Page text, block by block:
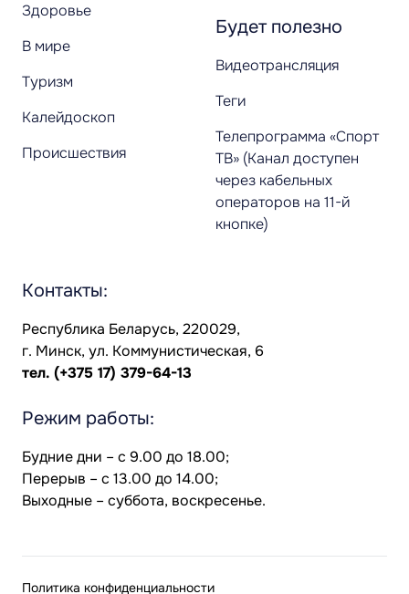
Здоровье
В мире
Туризм
Калейдоскоп
Происшествия
Будет полезно
Видеотрансляция
Теги
Телепрограмма «Спорт
ТВ» (Канал доступен
через кабельных
операторов на 11-й
кнопке)
Контакты:
Республика Беларусь, 220029,
г. Минск, ул. Коммунистическая, 6
тел. (+375 17) 379-64-13
Режим работы:
Будние дни – с 9.00 до 18.00;
Перерыв – с 13.00 до 14.00;
Выходные – суббота, воскресенье.
Политика конфиденциальности